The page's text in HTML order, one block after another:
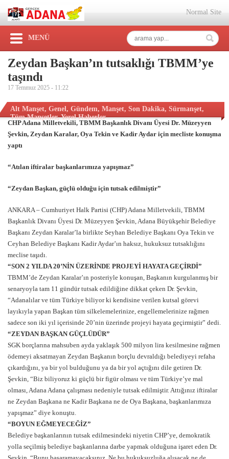
Normal Site
MENÜ
Zeydan Başkan’ın tutsaklığı TBMM’ye
taşındı
17 Temmuz 2025 - 11:22
Alt Manşet, Genel, Gündem, Manşet, Son Dakika, Sürmanşet,
Tüm Manşetler,Yerel Haberler
CHP Adana Milletvekili, TBMM Başkanlık Divanı Üyesi Dr. Müzeyyen
Şevkin, Zeydan Karalar, Oya Tekin ve Kadir Aydar için mecliste konuşma
yaptı
“Atılan iftiralar başkanlarımıza yapışmaz”
“Zeydan Başkan, güçlü olduğu için tutsak edilmiştir”
ANKARA – Cumhuriyet Halk Partisi (CHP) Adana Milletvekili, TBMM
Başkanlık Divanı Üyesi Dr. Müzeyyen Şevkin, Adana Büyükşehir Belediye
Başkanı Zeydan Karalar’la birlikte Seyhan Belediye Başkanı Oya Tekin ve
Ceyhan Belediye Başkanı Kadir Aydar’ın haksız, hukuksuz tutsaklığını
meclise taşıdı.
“SON 2 YILDA 20’NİN ÜZERİNDE PROJEYİ HAYATA GEÇİRDİ”
TBMM’de Zeydan Karalar’ın posteriyle konuşan, Başkanın kurgulanmış bir
senaryoyla tam 11 gündür tutsak edildiğine dikkat çeken Dr. Şevkin,
“Adanalılar ve tüm Türkiye biliyor ki kendisine verilen kutsal görevi
layıkıyla yapan Başkan tüm silkelemelerinize, engellemelerinize rağmen
sadece son iki yıl içerisinde 20’nin üzerinde projeyi hayata geçirmiştir” dedi.
“ZEYDAN BAŞKAN GÜÇLÜDÜR”
SGK borçlarına mahsuben ayda yaklaşık 500 milyon lira kesilmesine rağmen
ödemeyi aksatmayan Zeydan Başkanın borçlu devraldığı belediyeyi refaha
çıkardığını, ya bir yol bulduğunu ya da bir yol açtığını dile getiren Dr.
Şevkin, “Biz biliyoruz ki güçlü bir figür olması ve tüm Türkiye’ye mal
olması, Adana Adana çalışması nedeniyle tutsak edilmiştir. Attığınız iftiralar
ne Zeydan Başkana ne Kadir Başkana ne de Oya Başkana, başkanlarımıza
yapışmaz” diye konuştu.
“BOYUN EĞMEYECEĞİZ”
Belediye başkanlarının tutsak edilmesindeki niyetin CHP’ye, demokratik
yolla seçilmiş belediye başkanlarına darbe yapmak olduğuna işaret eden Dr.